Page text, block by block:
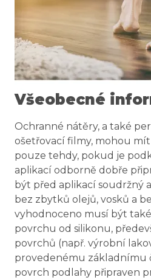
Všeobecné
Ochranné nátěry, a také
ošetřovací filmy, mohou
pouze tehdy, pokud je
aplikací odborně dobře
být před aplikací soudržný
bez zbytků olejů, vosků a
vyhodnoceno musí být
povrchu od silikonu,
povrchů (např. výrobní
provedenému základnímu
povrch podlahy připraven